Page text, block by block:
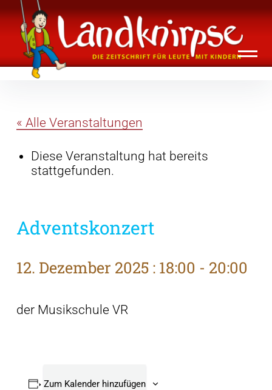
Inhalte
überspringen
Landknirpse – Die Zeitschrift für Leute
mit Kindern
« Alle Veranstaltungen
Diese Veranstaltung hat bereits
stattgefunden.
Adventskonzert
12. Dezember 2025 : 18:00 - 20:00
der Musikschule VR
Zum Kalender hinzufügen